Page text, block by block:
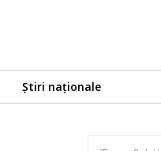
Știri naționale